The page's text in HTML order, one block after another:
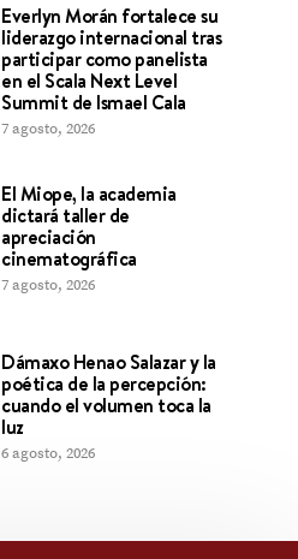
Everlyn Morán fortalece su
liderazgo internacional tras
participar como panelista
en el Scala Next Level
Summit de Ismael Cala
7 agosto, 2026
El Miope, la academia
dictará taller de
apreciación
cinematográfica
7 agosto, 2026
Dámaxo Henao Salazar y la
poética de la percepción:
cuando el volumen toca la
luz
6 agosto, 2026